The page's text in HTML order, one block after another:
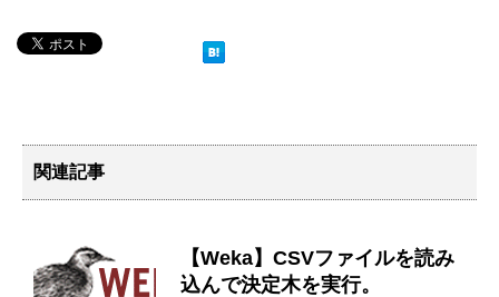
関連記事
【Weka】CSVファイルを読み
込んで決定木を実行。